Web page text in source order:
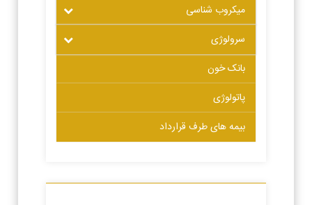
میکروب شناسی
سرولوژی
بانک خون
پاتولوژی
بیمه های طرف قرارداد